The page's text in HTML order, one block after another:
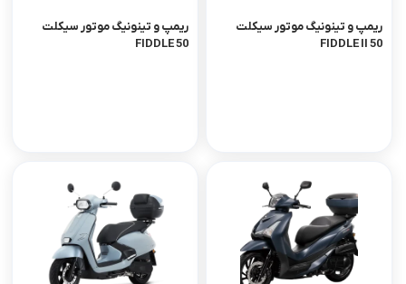
ریمپ و تینونیگ موتور سیکلت
FIDDLE 50
ریمپ و تینونیگ موتور سیکلت
FIDDLE II 50